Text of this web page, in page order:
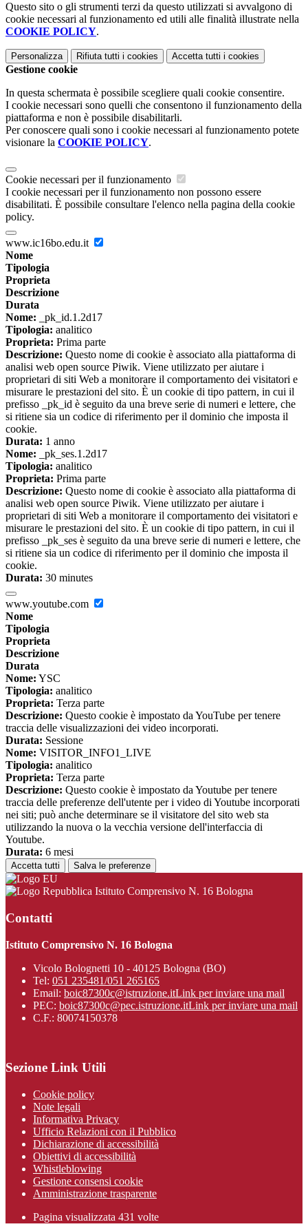
Questo sito o gli strumenti terzi da questo utilizzati si avvalgono di
cookie necessari al funzionamento ed utili alle finalità illustrate nella
COOKIE POLICY.
Personalizza Rifiuta tutti i cookies Accetta tutti i cookies
Gestione cookie
In questa schermata è possibile scegliere quali cookie consentire.
I cookie necessari sono quelli che consentono il funzionamento della
piattaforma e non è possibile disabilitarli.
Per conoscere quali sono i cookie necessari al funzionamento potete
visionare la COOKIE POLICY.
Cookie necessari per il funzionamento
I cookie necessari per il funzionamento non possono essere
disabilitati. È possibile consultare l'elenco nella pagina della cookie
policy.
www.ic16bo.edu.it
Nome
Tipologia
Proprieta
Descrizione
Durata
Nome: _pk_id.1.2d17
Tipologia: analitico
Proprieta: Prima parte
Descrizione: Questo nome di cookie è associato alla piattaforma di
analisi web open source Piwik. Viene utilizzato per aiutare i
proprietari di siti Web a monitorare il comportamento dei visitatori e
misurare le prestazioni del sito. È un cookie di tipo pattern, in cui il
prefisso _pk_id è seguito da una breve serie di numeri e lettere, che
si ritiene sia un codice di riferimento per il dominio che imposta il
cookie.
Durata: 1 anno
Nome: _pk_ses.1.2d17
Tipologia: analitico
Proprieta: Prima parte
Descrizione: Questo nome di cookie è associato alla piattaforma di
analisi web open source Piwik. Viene utilizzato per aiutare i
proprietari di siti Web a monitorare il comportamento dei visitatori e
misurare le prestazioni del sito. È un cookie di tipo pattern, in cui il
prefisso _pk_ses è seguito da una breve serie di numeri e lettere, che
si ritiene sia un codice di riferimento per il dominio che imposta il
cookie.
Durata: 30 minutes
www.youtube.com
Nome
Tipologia
Proprieta
Descrizione
Durata
Nome: YSC
Tipologia: analitico
Proprieta: Terza parte
Descrizione: Questo cookie è impostato da YouTube per tenere
traccia delle visualizzazioni dei video incorporati.
Durata: Sessione
Nome: VISITOR_INFO1_LIVE
Tipologia: analitico
Proprieta: Terza parte
Descrizione: Questo cookie è impostato da Youtube per tenere
traccia delle preferenze dell'utente per i video di Youtube incorporati
nei siti; può anche determinare se il visitatore del sito web sta
utilizzando la nuova o la vecchia versione dell'interfaccia di
Youtube.
Durata: 6 mesi
Accetta tutti Salva le preferenze
Istituto Comprensivo N. 16 Bologna
Contatti
Istituto Comprensivo N. 16 Bologna
Vicolo Bolognetti 10 - 40125 Bologna (BO)
Tel: 051 235481/051 265165
Email: boic87300c@istruzione.itLink per inviare una mail
PEC: boic87300c@pec.istruzione.itLink per inviare una mail
C.F.: 80074150378
Sezione Link Utili
Cookie policy
Note legali
Informativa Privacy
Ufficio Relazioni con il Pubblico
Dichiarazione di accessibilità
Obiettivi di accessibilità
Whistleblowing
Gestione consensi cookie
Amministrazione trasparente
Pagina visualizzata 431 volte